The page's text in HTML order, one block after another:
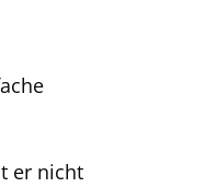
er nicht